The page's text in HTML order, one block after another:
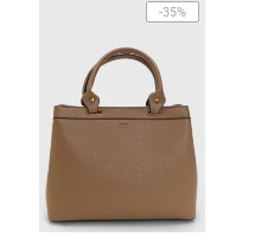
-35%